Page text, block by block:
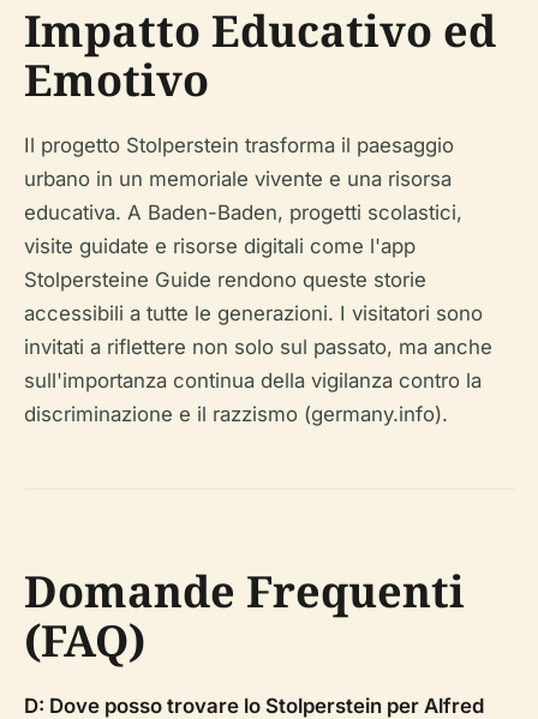
Impatto Educativo ed
Emotivo
Il progetto Stolperstein trasforma il paesaggio
urbano in un memoriale vivente e una risorsa
educativa. A Baden-Baden, progetti scolastici,
visite guidate e risorse digitali come l'app
Stolpersteine Guide rendono queste storie
accessibili a tutte le generazioni. I visitatori sono
invitati a riflettere non solo sul passato, ma anche
sull'importanza continua della vigilanza contro la
discriminazione e il razzismo (germany.info).
Domande Frequenti
(FAQ)
D: Dove posso trovare lo Stolperstein per Alfred